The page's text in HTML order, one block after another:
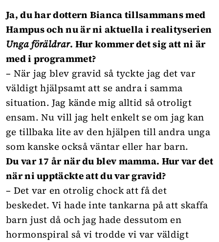
Ja, du har dottern Bianca tillsammans med
Hampus och nu är ni aktuella i realityserien
Unga föräldrar. Hur kommer det sig att ni är
med i programmet?
– När jag blev gravid så tyckte jag det var
väldigt hjälpsamt att se andra i samma
situation. Jag kände mig alltid så otroligt
ensam. Nu vill jag helt enkelt se om jag kan
ge tillbaka lite av den hjälpen till andra unga
som kanske också väntar eller har barn.
Du var 17 år när du blev mamma. Hur var det
när ni upptäckte att du var gravid?
– Det var en otrolig chock att få det
beskedet. Vi hade inte tankarna på att skaffa
barn just då och jag hade dessutom en
hormonspiral så vi trodde vi var väldigt